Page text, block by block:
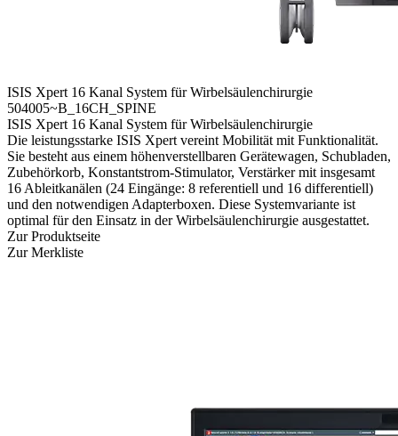
ISIS Xpert 16 Kanal System für Wirbelsäulenchirurgie
504005~B_16CH_SPINE
ISIS Xpert 16 Kanal System für Wirbelsäulenchirurgie
Die leistungsstarke ISIS Xpert vereint Mobilität mit Funktionalität.
Sie besteht aus einem höhenverstellbaren Gerätewagen, Schubladen,
Zubehörkorb, Kon­stant­strom-Stimulator, Verstärker mit ins­ge­samt
16 Ableitkanälen (24 Eingänge: 8 referentiell und 16 differentiell)
und den notwendigen Adapter­boxen. Diese Systemvariante ist
optimal für den Einsatz in der Wirbelsäulenchirurgie ausgestattet.
Zur Produktseite
Zur Merkliste